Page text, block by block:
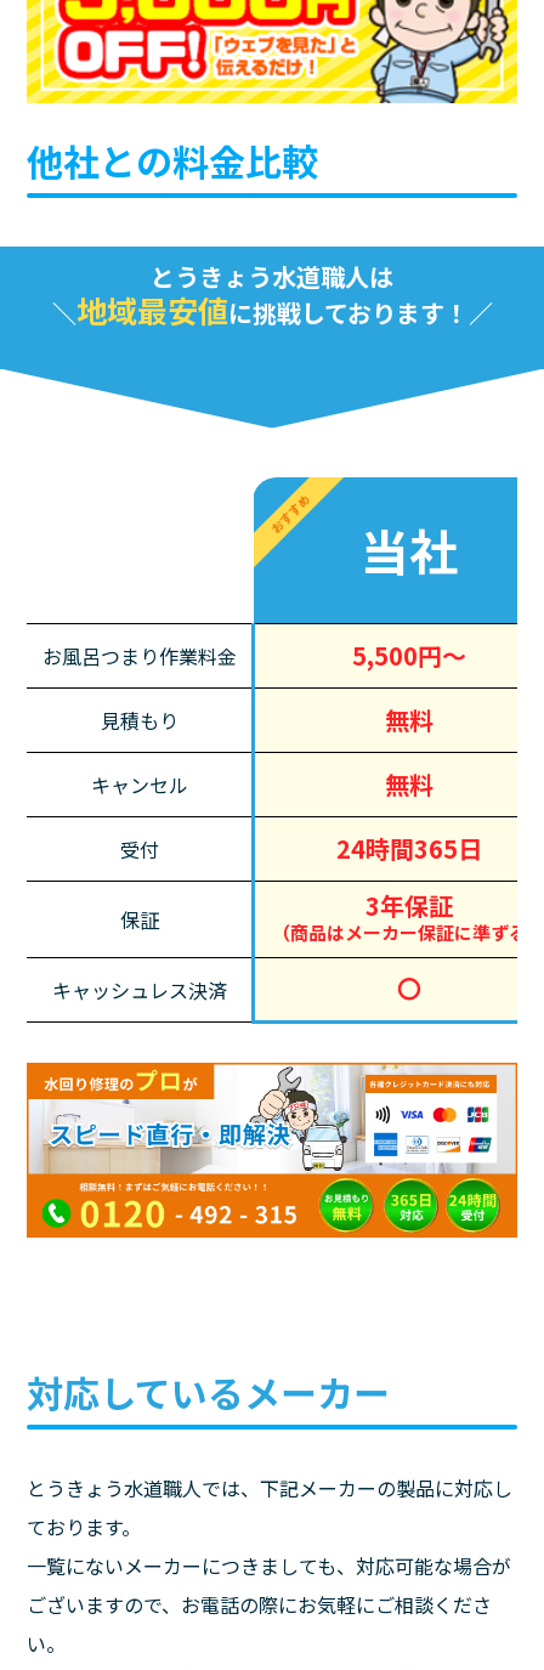
他社との料金比較
とうきょう水道職人は
地域最安値に挑戦しております！
おすすめ
当社
お風呂つまり作業料金 5,500円～
見積もり 無料
キャンセル 無料
受付 24時間365日
保証 3年保証
（商品はメーカー保証に準ずる
キャッシュレス決済 〇
対応しているメーカー
とうきょう水道職人では、下記メーカーの製品に対応し
ております。
一覧にないメーカーにつきましても、対応可能な場合が
ございますので、お電話の際にお気軽にご相談くださ
い。